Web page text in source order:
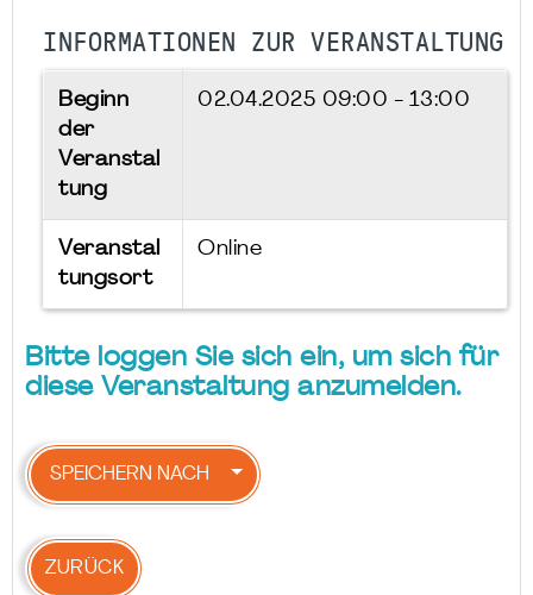
INFORMATIONEN ZUR VERANSTALTUNG
Beginn
der
Veranstal
tung
02.04.2025 09:00 - 13:00
Veranstal
tungsort
Online
Bitte loggen Sie sich ein, um sich für
diese Veranstaltung anzumelden.
SPEICHERN NACH
ZURÜCK